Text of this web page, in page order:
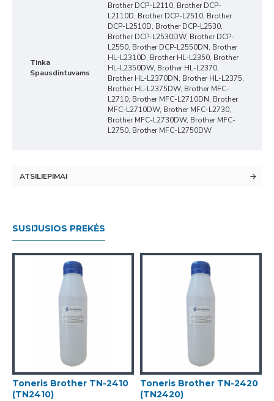
Tinka
Spausdintuvams
Brother DCP-L2110, Brother DCP-
L2110D, Brother DCP-L2510, Brother
DCP-L2510D, Brother DCP-L2530,
Brother DCP-L2530DW, Brother DCP-
L2550, Brother DCP-L2550DN, Brother
HL-L2310D, Brother HL-L2350, Brother
HL-L2350DW, Brother HL-L2370,
Brother HL-L2370DN, Brother HL-L2375,
Brother HL-L2375DW, Brother MFC-
L2710, Brother MFC-L2710DN, Brother
MFC-L2710DW, Brother MFC-L2730,
Brother MFC-L2730DW, Brother MFC-
L2750, Brother MFC-L2750DW
ATSILIEPIMAI
SUSIJUSIOS PREKĖS
Toneris Brother TN-2410
(TN2410)
Toneris Brother TN-2420
(TN2420)